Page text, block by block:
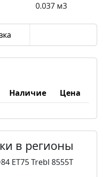
0.037 м3
Наличие Цена
в регионы
ET75 Trebl 8555T